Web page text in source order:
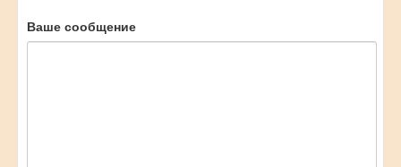
Ваше сообщение